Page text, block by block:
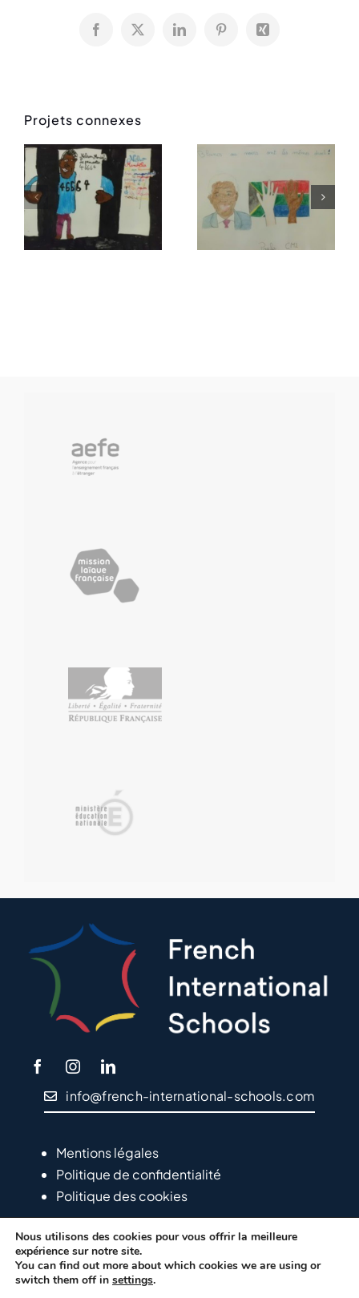
Facebook
X LinkedInPinterestXing
Projets connexes
Paula CM2 Daniel CM1
info@french-international-schools.com
Mentions légales
Politique de confidentialité
Politique des cookies
Nous utilisons des cookies pour vous offrir la meilleure
expérience sur notre site.
You can find out more about which cookies we are using or
switch them off in settings.